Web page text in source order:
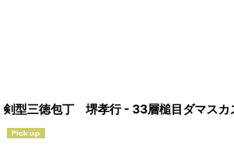
剣型三徳包丁 堺孝行 - 33層槌目ダマスカ